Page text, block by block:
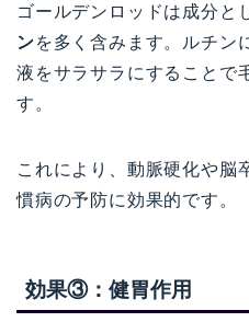
ゴールデンロッドは成分と
ンを多く含みます。ルチン
液をサラサラにすることで
す。
これにより、動脈硬化や脳
慣病の予防に効果的です。
効果③：健胃作用